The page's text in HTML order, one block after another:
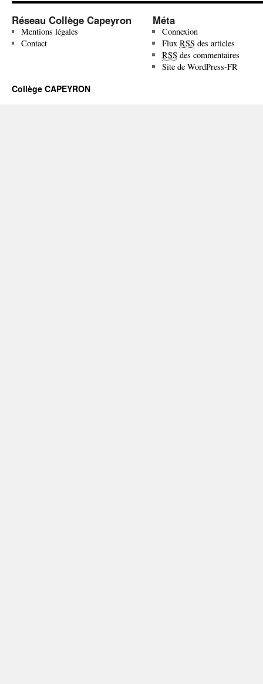
Réseau Collège Capeyron
Mentions légales
Contact
Méta
Connexion
Flux RSS des articles
RSS des commentaires
Site de WordPress-FR
Collège CAPEYRON